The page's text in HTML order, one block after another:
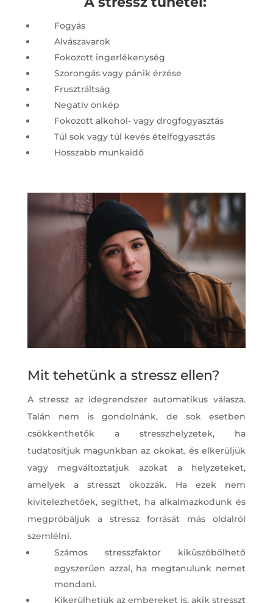
Fogyás
Alvászavarok
Fokozott ingerlékenység
Szorongás vagy pánik érzése
Frusztráltság
Negatív önkép
Fokozott alkohol- vagy drogfogyasztás
Túl sok vagy túl kevés ételfogyasztás
Hosszabb munkaidő
Mit tehetünk a stressz ellen?
A stressz az idegrendszer automatikus válasza.
Talán nem is gondolnánk, de sok esetben
csökkenthetők a stresszhelyzetek, ha
tudatosítjuk magunkban az okokat, és elkerüljük
vagy megváltoztatjuk azokat a helyzeteket,
amelyek a stresszt okozzák. Ha ezek nem
kivitelezhetőek, segíthet, ha alkalmazkodunk és
megpróbáljuk a stressz forrását más oldalról
szemlélni.
Számos stresszfaktor kiküszöbölhető
egyszerűen azzal, ha megtanulunk nemet
mondani.
Kikerülhetjük az embereket is, akik stresszt